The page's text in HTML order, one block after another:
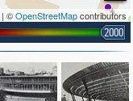
| ©OpenStreetMapcontributors
2000